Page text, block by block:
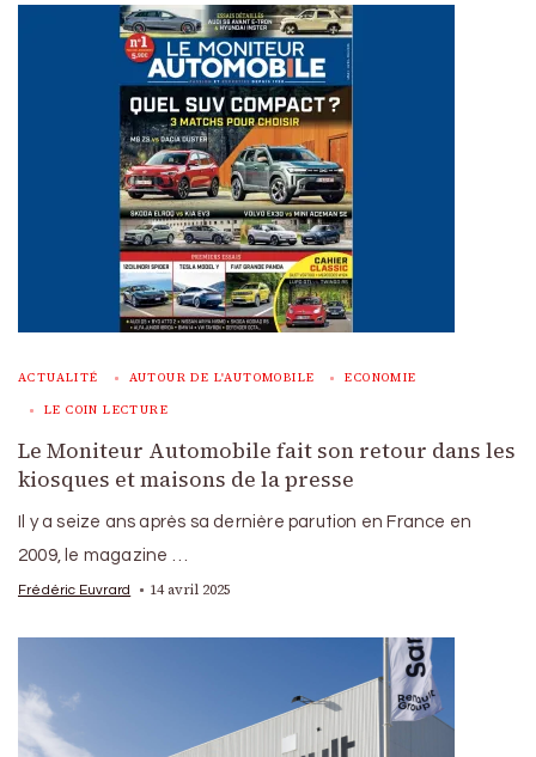
ACTUALITÉ AUTOUR DE L'AUTOMOBILE ECONOMIE
LE COIN LECTURE
Le Moniteur Automobile fait son retour dans les
kiosques et maisons de la presse
Il y a seize ans après sa dernière parution en France en
2009, le magazine …
Frédéric Euvrard 14 avril 2025